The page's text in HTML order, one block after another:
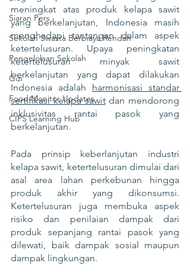
Siaran Pers
Sekolah Swasta Berbiaya Rendah
Pengelolaan Sekolah
Gizi
Food Monitor Updates
CIPS Learning Hub
meningkat atas produk kelapa sawit
yang berkelanjutan, Indonesia masih
menghadapi tantangan dalam aspek
ketertelusuran. Upaya peningkatan
ketertelusuran minyak sawit
berkelanjutan yang dapat dilakukan
Indonesia adalah harmonisasi standar
sertifikasi kelapa sawit dan mendorong
inklusivitas rantai pasok yang
berkelanjutan.
Pada prinsip keberlanjutan industri
kelapa sawit, ketertelusuran dimulai dari
asal area lahan perkebunan hingga
produk akhir yang dikonsumsi.
Ketertelusuran juga membuka aspek
risiko dan penilaian dampak dari
produk sepanjang rantai pasok yang
dilewati, baik dampak sosial maupun
dampak lingkungan.